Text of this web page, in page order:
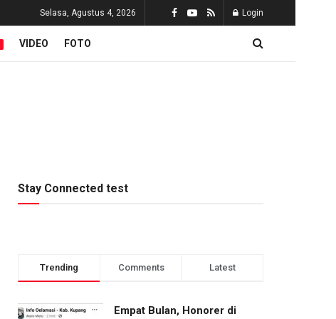
Selasa, Agustus 4, 2026 Login
VIDEO FOTO
Stay Connected test
Trending Comments Latest
Empat Bulan, Honorer di